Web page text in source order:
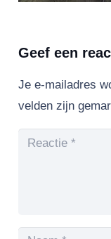
Geef een
Je e-mailadres
velden zijn